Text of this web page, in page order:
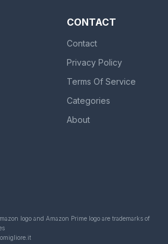
CONTACT
Contact
Privacy Policy
Terms Of Service
Categories
About
logo and Amazon Prime logo are trademarks of